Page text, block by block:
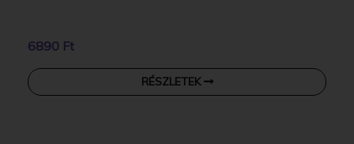
6890 Ft
RÉSZLETEK